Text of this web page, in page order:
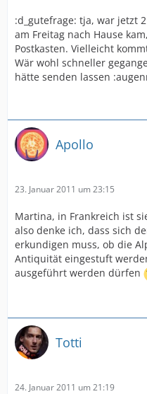
:d_gutefrage: tja, war jetzt
am Freitag nach Hause
Postkasten. Vielleicht
Wär wohl schneller
hätte senden lassen
Apollo
23. Januar 2011 um 23:15
Martina, in Frankreich ist
also denke ich, dass sich
erkundigen muss, ob die
Antiquität eingestuft
ausgeführt werden dürfen
Totti
24. Januar 2011 um 21:19